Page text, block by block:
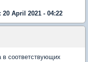
April 2021 - 04:22
в соответствующих